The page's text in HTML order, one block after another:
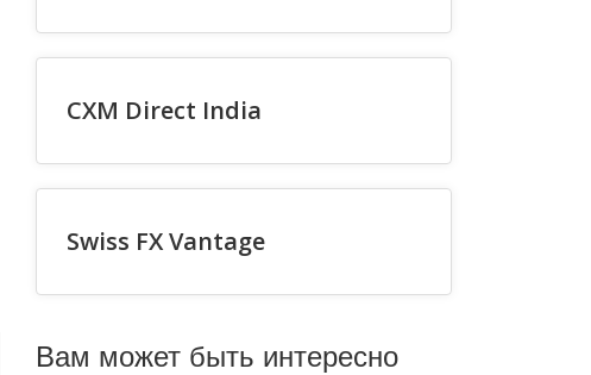
CXM Direct India
Swiss FX Vantage
Вам может быть интересно